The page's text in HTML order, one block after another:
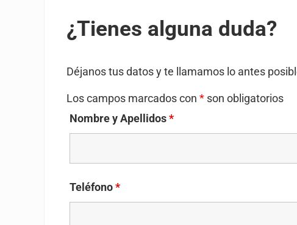
¿Tienes alguna duda?
Déjanos tus datos y te llamamos lo antes
Los campos marcados con* son obligatorios
Nombre y Apellidos*
Teléfono*